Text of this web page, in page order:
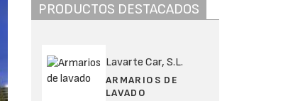
PRODUCTOS DESTACADOS
Lavarte Car, S.L.
ARMARIOS DE
LAVADO